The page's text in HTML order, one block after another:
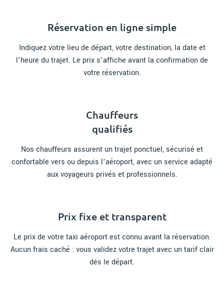
Réservation en ligne simple
Indiquez votre lieu de départ, votre destination, la date et
l’heure du trajet. Le prix s’affiche avant la confirmation de
votre réservation.
Chauffeurs
qualifiés
Nos chauffeurs assurent un trajet ponctuel, sécurisé et
confortable vers ou depuis l’aéroport, avec un service adapté
aux voyageurs privés et professionnels.
Prix fixe et transparent
Le prix de votre taxi aéroport est connu avant la réservation.
Aucun frais caché : vous validez votre trajet avec un tarif clair
dès le départ.